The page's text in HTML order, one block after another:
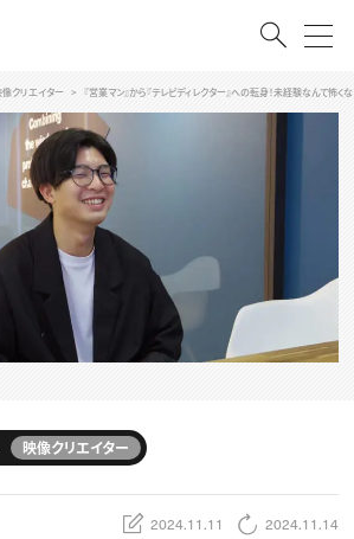
す
検索
ム
クリエイター 『営業マン』から『テレビディレクター』への転身！未経験なんて怖くな
映像クリエイター
2024.11.11 2024.11.14